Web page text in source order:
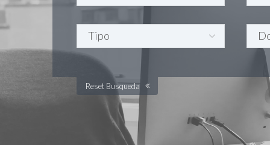
Reset Busqueda